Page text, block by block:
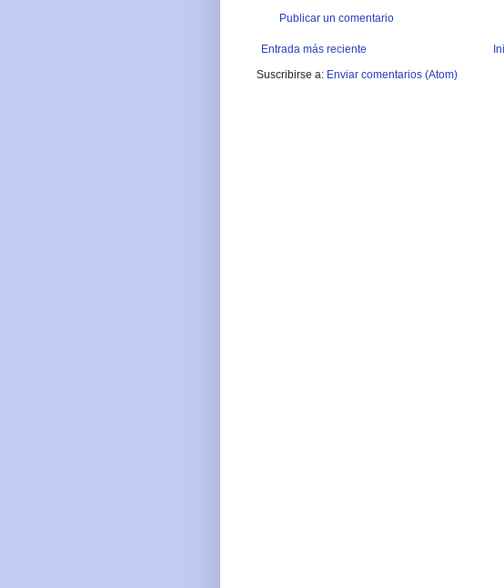
Publicar un comentario
Entrada más reciente
Suscribirse a: Enviar comentarios (Atom)